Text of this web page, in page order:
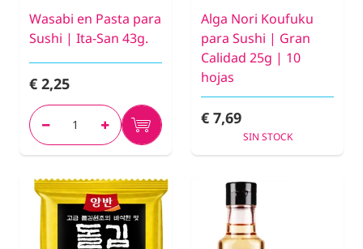
Wasabi en Pasta para
Sushi | Ita-San 43g.
€ 2,25
Alga Nori Koufuku
para Sushi | Gran
Calidad 25g | 10
hojas
€ 7,69
SIN STOCK